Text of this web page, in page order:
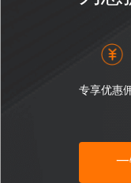
专享优惠